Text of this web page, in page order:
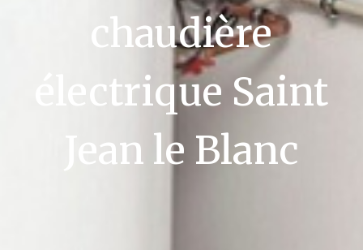
chaudière
électrique Saint
Jean le Blanc